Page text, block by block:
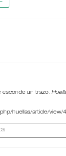
esconde un trazo.
huellas/article/view/